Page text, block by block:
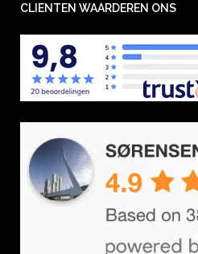
CLIENTEN WAARDEREN ONS